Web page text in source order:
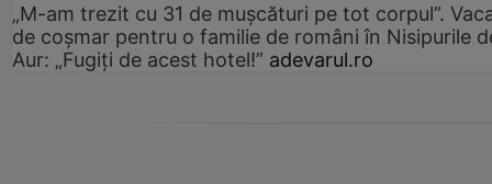
„M-am trezit cu 31 de mușcături pe tot corpul”.
de coșmar pentru o familie de români în Nisipurile
Aur: „Fugiți de acest hotel!” adevarul.ro